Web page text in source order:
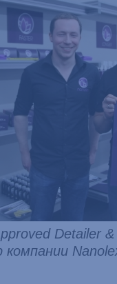
Detailer &